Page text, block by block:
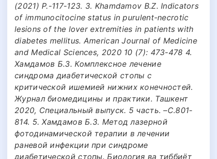
(2021) P.-117-123. 3. Khamdamov B.Z. Indicators
of immunocitocine status in purulent-necrotic
lesions of the lover extremities in patients with
diabetes mellitus. American Journal of Medicine
and Medical Sciences, 2020 10 (7): 473-478 4.
Хамдамов Б.З. Комплексное лечение
синдрома диабетической стопы с
критической ишемией нижних конечностей.
Журнал биомедицины и практики. Ташкент
2020, Специальный выпуск. 5 часть. –С.801-
814. 5. Хамдамов Б.З. Метод лазерной
фотодинамической терапии в лечении
раневой инфекции при синдроме
диабетической стопы. Биология ва тиббиёт